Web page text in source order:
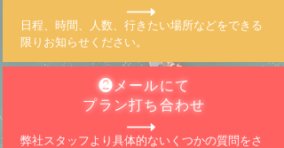
日程、時間、人数、行きたい場所などをできる
限りお知らせください。
❷メールにて
プラン打ち合わせ
弊社スタッフより具体的ないくつかの質問をさ